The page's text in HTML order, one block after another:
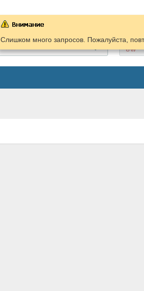
Слишком много запросов. Пожалуйста,